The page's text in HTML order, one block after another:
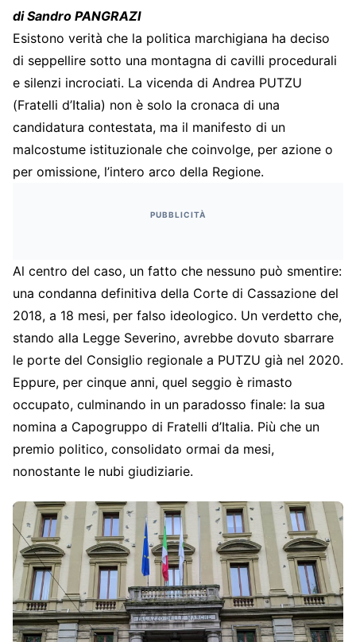
di Sandro PANGRAZI
Esistono verità che la politica marchigiana ha deciso
di seppellire sotto una montagna di cavilli procedurali
e silenzi incrociati. La vicenda di Andrea PUTZU
(Fratelli d’Italia) non è solo la cronaca di una
candidatura contestata, ma il manifesto di un
malcostume istituzionale che coinvolge, per azione o
per omissione, l’intero arco della Regione.
PUBBLICITÀ
Al centro del caso, un fatto che nessuno può smentire:
una condanna definitiva della Corte di Cassazione del
2018, a 18 mesi, per falso ideologico. Un verdetto che,
stando alla Legge Severino, avrebbe dovuto sbarrare
le porte del Consiglio regionale a PUTZU già nel 2020.
Eppure, per cinque anni, quel seggio è rimasto
occupato, culminando in un paradosso finale: la sua
nomina a Capogruppo di Fratelli d’Italia. Più che un
premio politico, consolidato ormai da mesi,
nonostante le nubi giudiziarie.